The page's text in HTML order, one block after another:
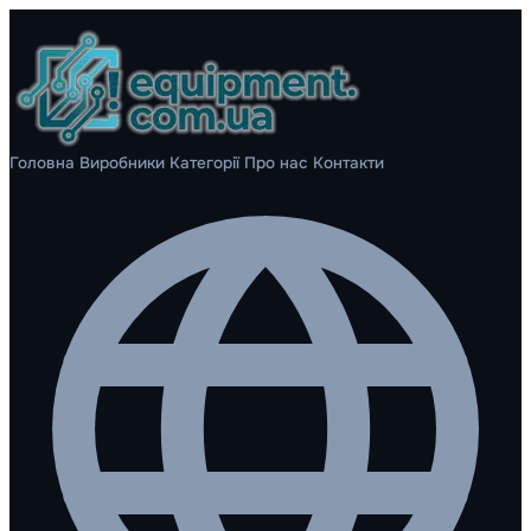
Головна Виробники Категорії Про нас Контакти